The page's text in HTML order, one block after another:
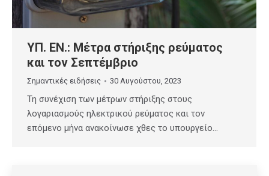
ΥΠ. ΕΝ.: Μέτρα στήριξης ρεύματος
και τον Σεπτέμβριο
Σημαντικές ειδήσεις 30 Αυγούστου, 2023
Τη συνέχιση των μέτρων στήριξης στους
λογαριασμούς ηλεκτρικού ρεύματος και τον
επόμενο μήνα ανακοίνωσε χθες το υπουργείο…